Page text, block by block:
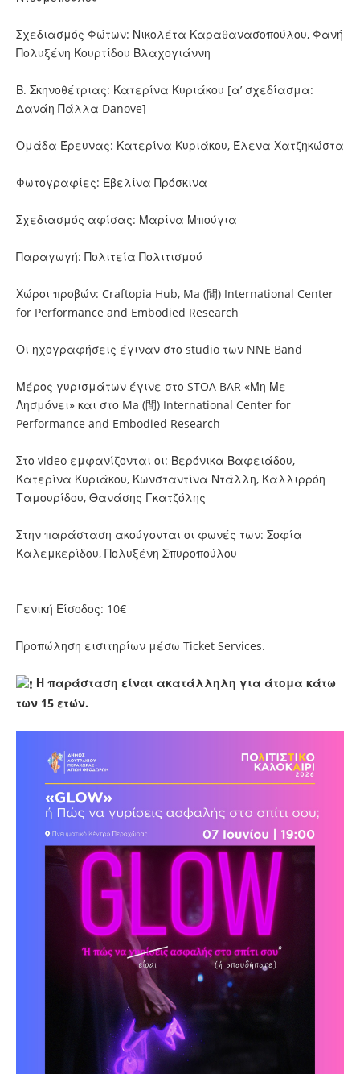
Σχεδιασμός Φώτων: Νικολέτα Καραθανασοπούλου, Φανή
Πολυξένη Κουρτίδου Βλαχογιάννη
Β. Σκηνοθέτριας: Κατερίνα Κυριάκου [α’ σχεδίασμα:
Δανάη Πάλλα Danove]
Ομάδα Έρευνας: Κατερίνα Κυριάκου, Έλενα Χατζηκώστα
Φωτογραφίες: Εβελίνα Πρόσκινα
Σχεδιασμός αφίσας: Μαρίνα Μπούγια
Παραγωγή: Πολιτεία Πολιτισμού
Χώροι προβών: Craftopia Hub, Ma (間) International Center
for Performance and Embodied Research
Οι ηχογραφήσεις έγιναν στο studio των NNE Band
Μέρος γυρισμάτων έγινε στο STOA BAR «Μη Με
Λησμόνει» και στο Ma (間) International Center for
Performance and Embodied Research
Στο video εμφανίζονται οι: Βερόνικα Βαφειάδου,
Κατερίνα Κυριάκου, Κωνσταντίνα Ντάλλη, Καλλιρρόη
Ταμουρίδου, Θανάσης Γκατζόλης
Στην παράσταση ακούγονται οι φωνές των: Σοφία
Καλεμκερίδου, Πολυξένη Σπυροπούλου
Γενική Είσοδος: 10€
Προπώληση εισιτηρίων μέσω Ticket Services.
Η παράσταση είναι ακατάλληλη για άτομα κάτω
των 15 ετών.